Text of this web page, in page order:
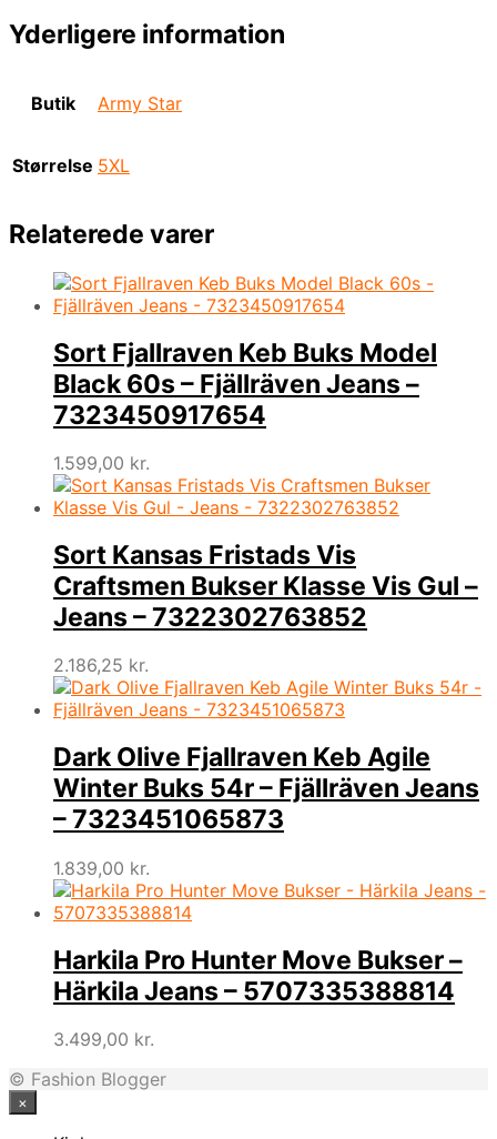
Yderligere information
Butik Army Star
Størrelse 5XL
Relaterede varer
Sort Fjallraven Keb Buks Model
Black 60s – Fjällräven Jeans –
7323450917654
1.599,00 kr.
Sort Kansas Fristads Vis
Craftsmen Bukser Klasse Vis Gul –
Jeans – 7322302763852
2.186,25 kr.
Dark Olive Fjallraven Keb Agile
Winter Buks 54r – Fjällräven Jeans
– 7323451065873
1.839,00 kr.
Harkila Pro Hunter Move Bukser –
Härkila Jeans – 5707335388814
3.499,00 kr.
© Fashion Blogger
×